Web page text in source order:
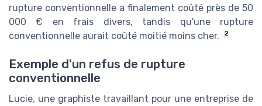
rupture conventionnelle a finalement coûté près de 50
000 € en frais divers, tandis qu'une rupture
conventionnelle aurait coûté moitié moins cher.
2
Exemple d'un refus de rupture
conventionnelle
Lucie, une graphiste travaillant pour une entreprise de